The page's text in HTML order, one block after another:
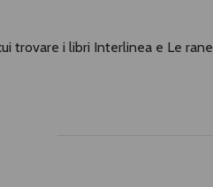
trovare i libri Interlinea e Le rane